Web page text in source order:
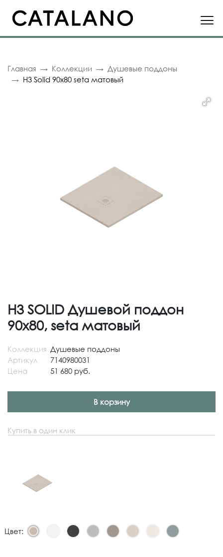
Главная Коллекции
Душевые поддоны
H3 Solid 90x80 seta матовый
H3 SOLID Душевой поддон
90x80, seta матовый
Коллекция Душевые поддоны
Артикул
7140980031
Цена
51 680 руб.
В корзину
Купить в один клик
Цвет: